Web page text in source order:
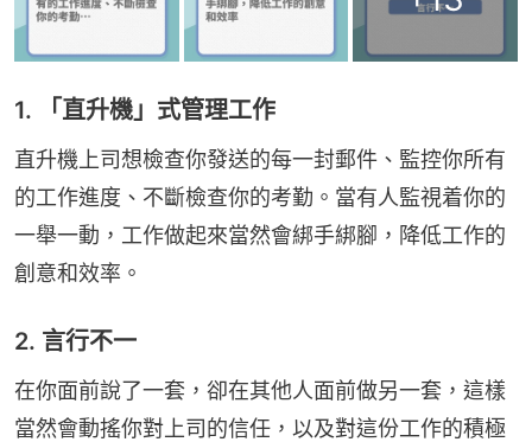
1. 「直升機」式管理工作
直升機上司想檢查你發送的每一封郵件、監控你所有
的工作進度、不斷檢查你的考勤。當有人監視着你的
一舉一動，工作做起來當然會綁手綁腳，降低工作的
創意和效率。
2. 言行不一
在你面前說了一套，卻在其他人面前做另一套，這樣
當然會動搖你對上司的信任，以及對這份工作的積極